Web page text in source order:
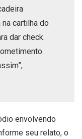
cartilha do
dar check.
envolvendo
seu relato, o